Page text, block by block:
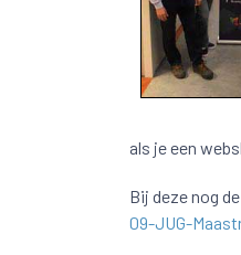
als je een
Bij deze nog
09-JUG-